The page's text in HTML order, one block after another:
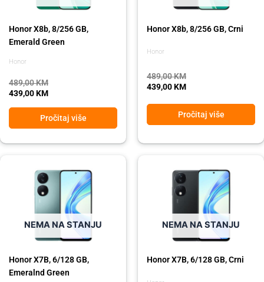
Honor
Honor X8b, 8/256 GB,
Emerald Green
489,00KM
439,00KM
Pročitaj više
Honor
Honor X8b, 8/256 GB, Crni
489,00KM
439,00KM
Pročitaj više
NEMA NA STANJU
Honor X7B, 6/128 GB,
Emeralnd Green
389,00 KM.
319,00 KM.
NEMA NA STANJU
Honor X7B, 6/128 GB, Crni
389,00 KM.
319,00 KM.